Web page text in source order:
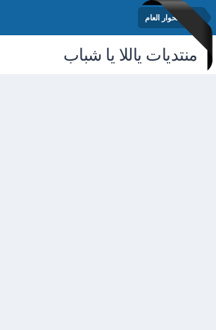
منتدى الحوار العام
منتديات ياللا يا شباب